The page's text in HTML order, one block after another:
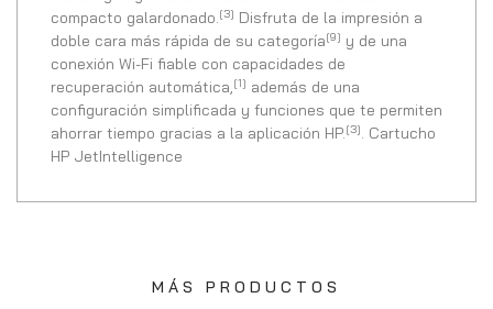
compacto galardonado.[3] Disfruta de la impresión a
doble cara más rápida de su categoría[9] y de una
conexión Wi-Fi fiable con capacidades de
recuperación automática,[1] además de una
configuración simplificada y funciones que te permiten
ahorrar tiempo gracias a la aplicación HP.[3]. Cartucho
HP JetIntelligence
MÁS PRODUCTOS